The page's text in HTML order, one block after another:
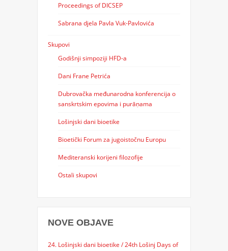
Proceedings of DICSEP
Sabrana djela Pavla Vuk-Pavlovića
Skupovi
Godišnji simpoziji HFD-a
Dani Frane Petrića
Dubrovačka međunarodna konferencija o
sanskrtskim epovima i purāṇama
Lošinjski dani bioetike
Bioetički Forum za jugoistočnu Europu
Mediteranski korijeni filozofije
Ostali skupovi
NOVE OBJAVE
24. Lošinjski dani bioetike / 24th Lošinj Days of